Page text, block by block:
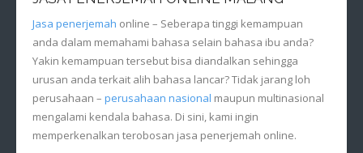
Jasa penerjemah online – Seberapa tinggi kemampuan
anda dalam memahami bahasa selain bahasa ibu anda?
Yakin kemampuan tersebut bisa diandalkan sehingga
urusan anda terkait alih bahasa lancar? Tidak jarang loh
perusahaan – perusahaan nasional maupun multinasional
mengalami kendala bahasa. Di sini, kami ingin
memperkenalkan terobosan jasa penerjemah online.